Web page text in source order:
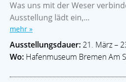
Was uns mit der Weser
Ausstellung lädt ein,...
mehr »
Ausstellungsdauer:21. März –
Wo: Hafenmuseum Bremen Am